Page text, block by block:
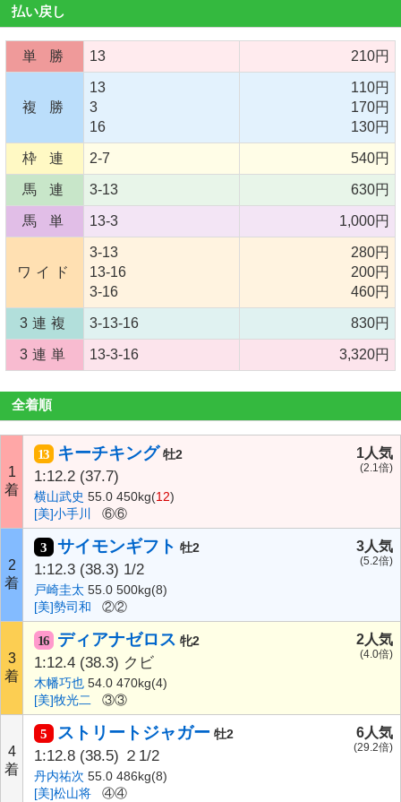
払い戻し
単 勝 13 210円
複 勝
13
3
16
110円
170円
130円
枠 連 2-7 540円
馬 連 3-13 630円
馬 単 13-3 1,000円
ワイド
3-13
13-16
3-16
280円
200円
460円
3連複 3-13-16 830円
3連単 13-3-16 3,320円
全着順
1
着
13 キーチキング 牡2
1:12.2 (37.7)
横山武史 55.0 450kg(12)
[美]小手川
⑥⑥
1人気
(2.1倍)
2
着
3 サイモンギフト 牡2
1:12.3 (38.3) 1/2
戸崎圭太 55.0 500kg(8)
[美]勢司和
②②
3人気
(5.2倍)
3
着
16 ディアナゼロス 牝2
1:12.4 (38.3) クビ
木幡巧也 54.0 470kg(4)
[美]牧光二
③③
2人気
(4.0倍)
4
着
5 ストリートジャガー 牡2
1:12.8 (38.5) ２1/2
丹内祐次 55.0 486kg(8)
[美]松山将
④④
6人気
(29.2倍)